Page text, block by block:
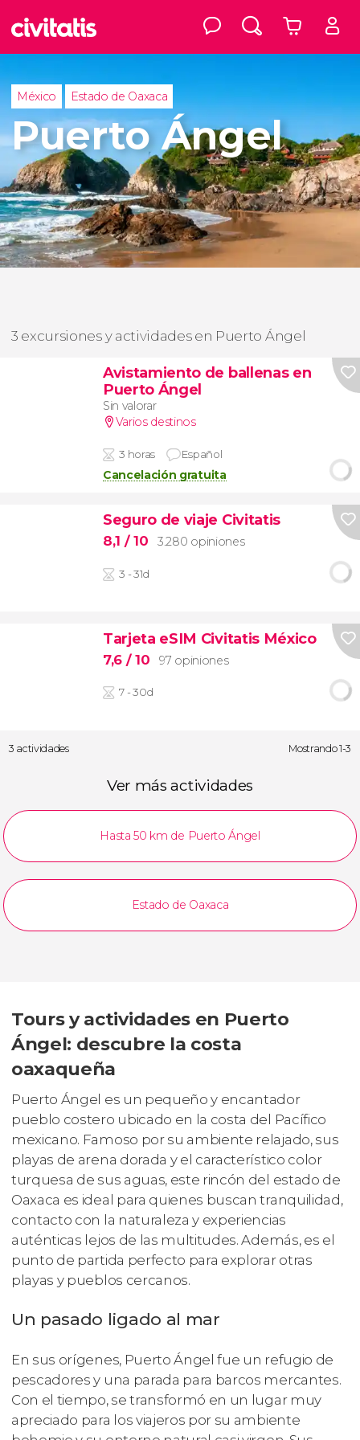
México Estado de Oaxaca
Puerto Ángel
3 excursiones y actividades en Puerto Ángel
Avistamiento de ballenas en
Puerto Ángel
Sin valorar
Varios destinos
3 horas Español
Cancelación gratuita
Seguro de viaje Civitatis
8,1 / 10 3.280 opiniones
3 - 31d
Tarjeta eSIM Civitatis México
7,6 / 10 97 opiniones
7 - 30d
3 actividades Mostrando 1-3
Ver más actividades
Hasta 50 km de Puerto Ángel
Estado de Oaxaca
Tours y actividades en Puerto
Ángel: descubre la costa
oaxaqueña
Puerto Ángel es un pequeño y encantador
pueblo costero ubicado en la costa del Pacífico
mexicano. Famoso por su ambiente relajado, sus
playas de arena dorada y el característico color
turquesa de sus aguas, este rincón del estado de
Oaxaca es ideal para quienes buscan tranquilidad,
contacto con la naturaleza y experiencias
auténticas lejos de las multitudes. Además, es el
punto de partida perfecto para explorar otras
playas y pueblos cercanos.
Un pasado ligado al mar
En sus orígenes, Puerto Ángel fue un refugio de
pescadores y una parada para barcos mercantes.
Con el tiempo, se transformó en un lugar muy
apreciado para los viajeros por su ambiente